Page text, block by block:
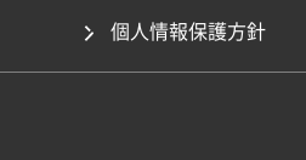
個人情報保護方針